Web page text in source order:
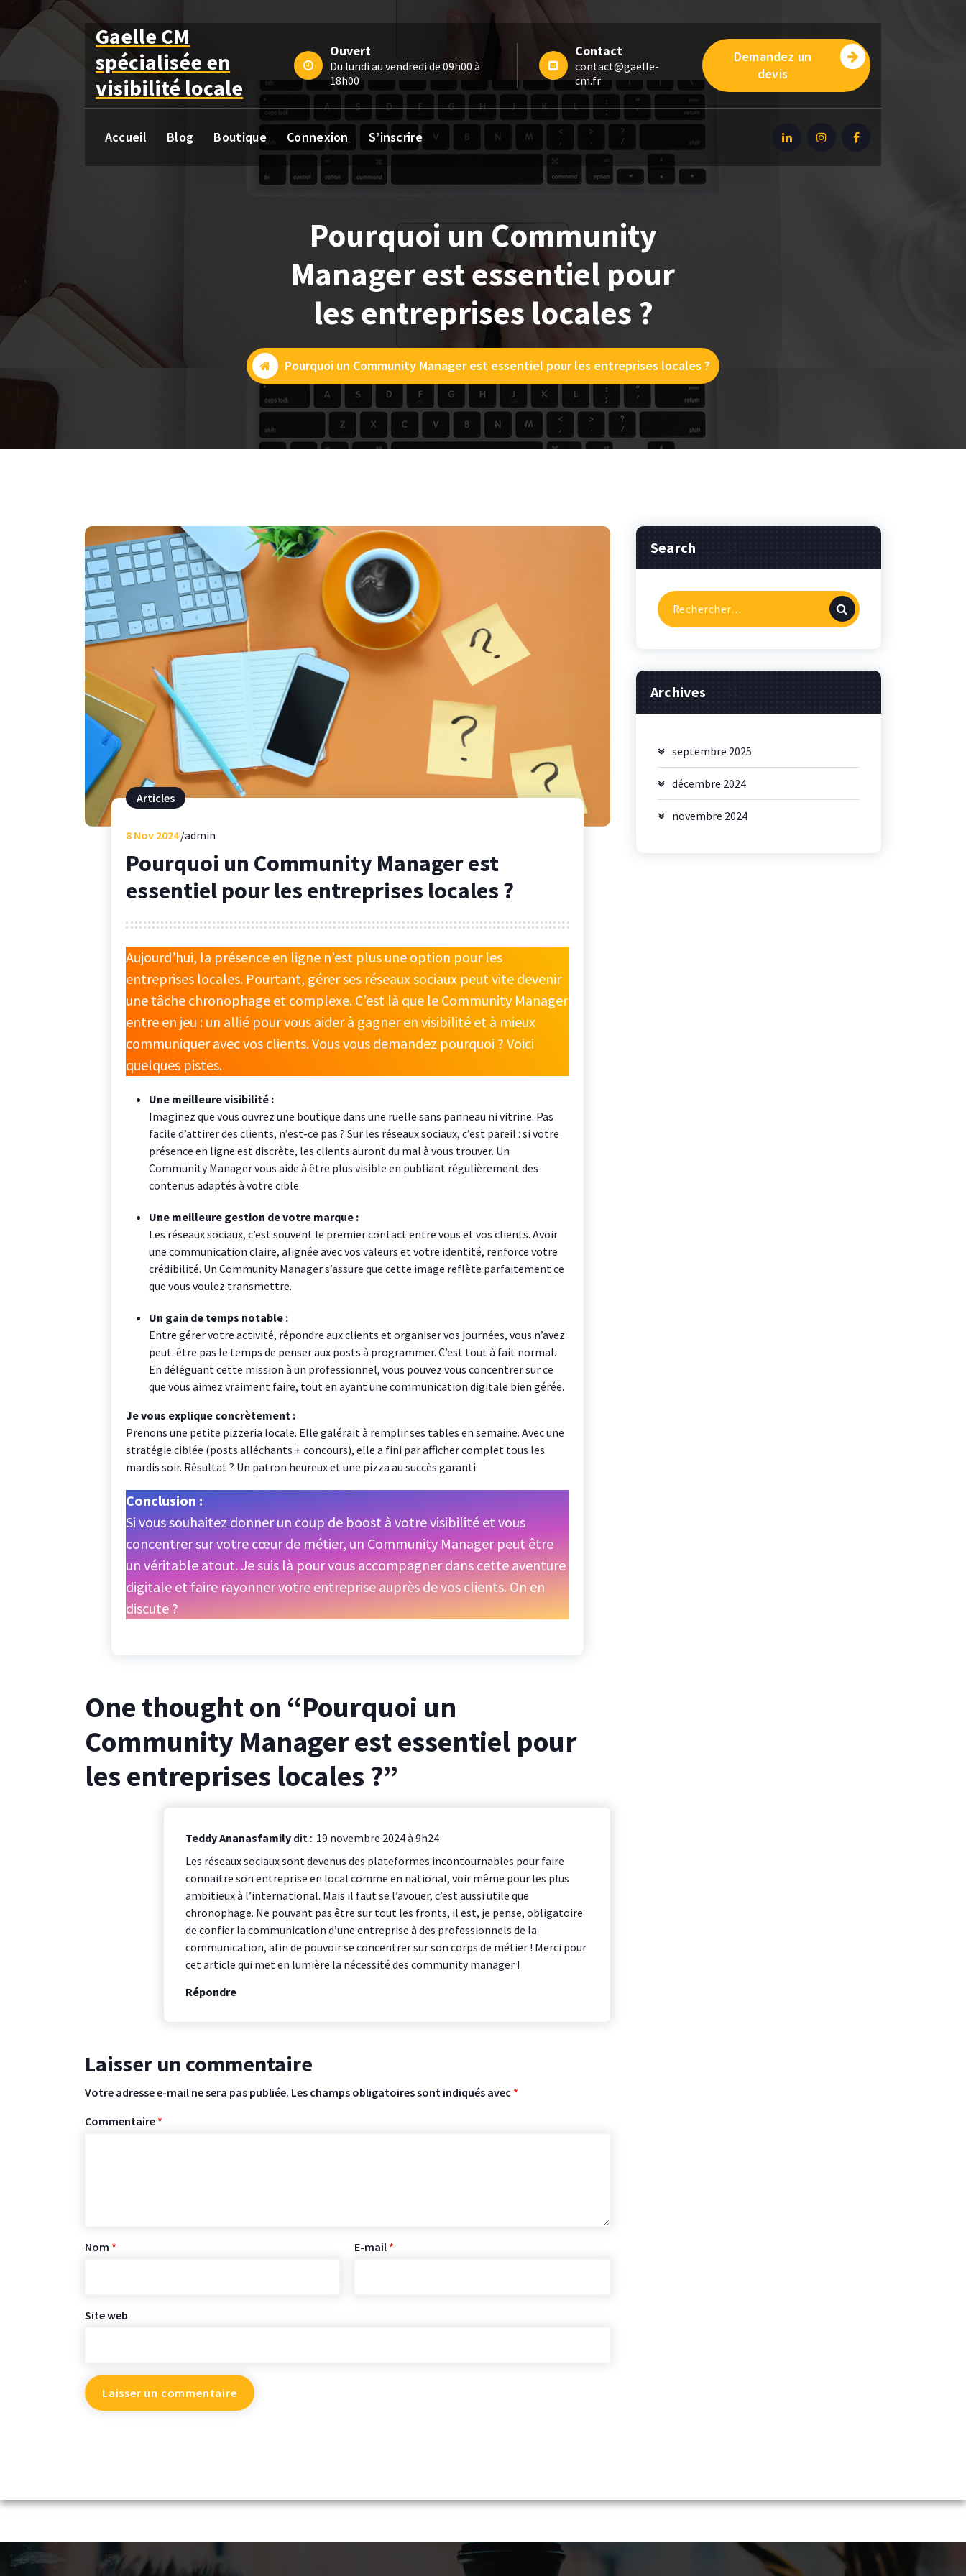
au
contenu
Gaelle CM
spécialisée en
visibilité locale
Ouvert
Du lundi au vendredi de 09h00 à
18h00
Contact
contact@gaelle-
cm.fr
Demandez un
devis
Accueil Blog Boutique Connexion S’inscrire
Pourquoi un Community
Manager est essentiel pour
les entreprises locales ?
Pourquoi un Community Manager est essentiel pour les entreprises locales ?
Articles
8Nov 2024 admin
Pourquoi un Community Manager est
essentiel pour les entreprises locales ?
Aujourd’hui, la présence en ligne n’est plus une option pour les
entreprises locales. Pourtant, gérer ses réseaux sociaux peut vite devenir
une tâche chronophage et complexe. C’est là que le Community Manager
entre en jeu : un allié pour vous aider à gagner en visibilité et à mieux
communiquer avec vos clients. Vous vous demandez pourquoi ? Voici
quelques pistes.
Une meilleure visibilité :
Imaginez que vous ouvrez une boutique dans une ruelle sans panneau ni vitrine. Pas
facile d’attirer des clients, n’est-ce pas ? Sur les réseaux sociaux, c’est pareil : si votre
présence en ligne est discrète, les clients auront du mal à vous trouver. Un
Community Manager vous aide à être plus visible en publiant régulièrement des
contenus adaptés à votre cible.
Une meilleure gestion de votre marque :
Les réseaux sociaux, c’est souvent le premier contact entre vous et vos clients. Avoir
une communication claire, alignée avec vos valeurs et votre identité, renforce votre
crédibilité. Un Community Manager s’assure que cette image reflète parfaitement ce
que vous voulez transmettre.
Un gain de temps notable :
Entre gérer votre activité, répondre aux clients et organiser vos journées, vous n’avez
peut-être pas le temps de penser aux posts à programmer. C’est tout à fait normal.
En déléguant cette mission à un professionnel, vous pouvez vous concentrer sur ce
que vous aimez vraiment faire, tout en ayant une communication digitale bien gérée.
Je vous explique concrètement :
Prenons une petite pizzeria locale. Elle galérait à remplir ses tables en semaine. Avec une
stratégie ciblée (posts alléchants + concours), elle a fini par afficher complet tous les
mardis soir. Résultat ? Un patron heureux et une pizza au succès garanti.
Conclusion :
Si vous souhaitez donner un coup de boost à votre visibilité et vous
concentrer sur votre cœur de métier, un Community Manager peut être
un véritable atout. Je suis là pour vous accompagner dans cette aventure
digitale et faire rayonner votre entreprise auprès de vos clients. On en
discute ?
One thought on “Pourquoi un
Community Manager est essentiel pour
les entreprises locales ?”
Teddy Ananasfamily dit : 19 novembre 2024 à 9h24
Les réseaux sociaux sont devenus des plateformes incontournables pour faire
connaitre son entreprise en local comme en national, voir même pour les plus
ambitieux à l’international. Mais il faut se l’avouer, c’est aussi utile que
chronophage. Ne pouvant pas être sur tout les fronts, il est, je pense, obligatoire
de confier la communication d’une entreprise à des professionnels de la
communication, afin de pouvoir se concentrer sur son corps de métier ! Merci pour
cet article qui met en lumière la nécessité des community manager !
Répondre
Laisser un commentaire
Votre adresse e-mail ne sera pas publiée. Les champs obligatoires sont indiqués avec *
Commentaire *
Nom * E-mail *
Site web
Search
Recherche
pour :
Archives
septembre 2025
décembre 2024
novembre 2024